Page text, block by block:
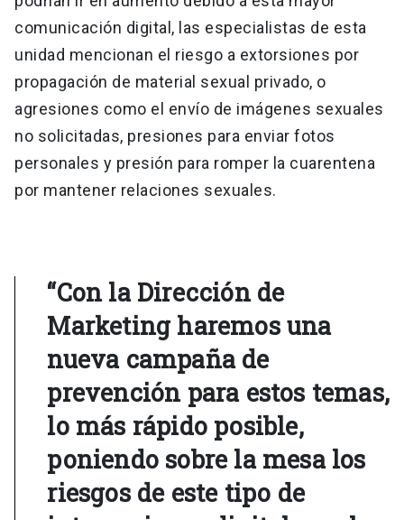
comunicación digital, las especialistas de esta
unidad mencionan el riesgo a extorsiones por
propagación de material sexual privado, o
agresiones como el envío de imágenes sexuales
no solicitadas, presiones para enviar fotos
personales y presión para romper la cuarentena
por mantener relaciones sexuales.
“Con la Dirección de
Marketing haremos una
nueva campaña de
prevención para estos temas,
lo más rápido posible,
poniendo sobre la mesa los
riesgos de este tipo de